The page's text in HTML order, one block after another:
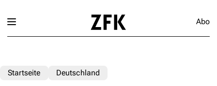
Abo
Startseite Deutschland